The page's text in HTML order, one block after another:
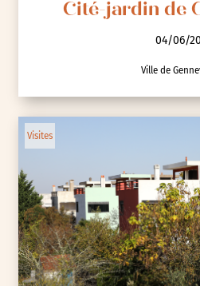
Cité-jardin de
04/06/
Ville de
Visites